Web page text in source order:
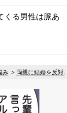
くる男性は脈あ
み 両親に結婚を反対